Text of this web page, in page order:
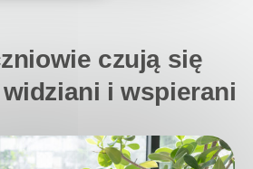
czują się
i wspierani